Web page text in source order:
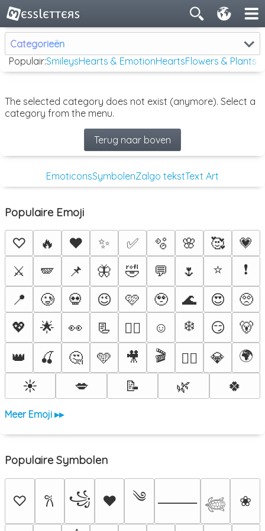
Categorieën
Populair:SmileysHearts & EmotionHeartsFlowers & Plants
The selected category does not exist (anymore). Select a
category from the menu.
Terug naar boven
EmoticonsSymbolenZalgo tekstText Art
Populaire Emoji
♡ 🔥 ❤️ ✨ ✅ 🫧 🌸 🥰
💗
⚔️
🪽 📌 🦋 🤣 💬 🌷 ⭐
❗
📍
🥲 💀 😉 🩷 🥹 🌊 😍
🥺
💖
🌟 👀 📃 ❤️‍🔥 ☺️ ❄️ 😏
🐻
👑
🍒 🤔 🩵 🎥 🎬 🐦‍🔥 💎
🌍
☀️
💋 📝 🌿 🍀
Meer Emoji ▸▸
Populaire Symbolen
♡ 𐙚 ꧁ ♥ ༄ ⸻ 𓆉 ❀